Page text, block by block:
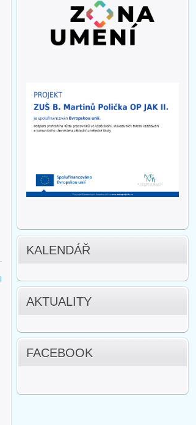
KALENDÁŘ
AKTUALITY
FACEBOOK